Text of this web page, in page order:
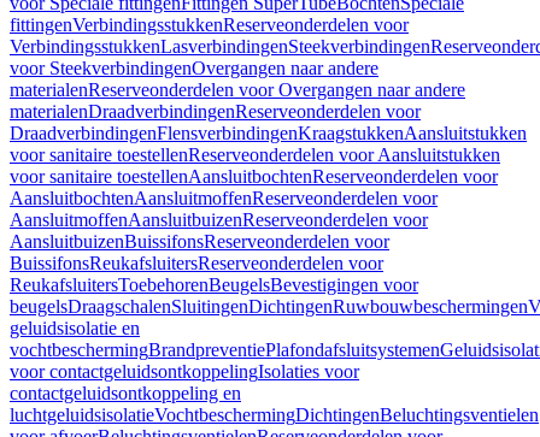
fittingenVerbindingsstukkenReserveonderdelen voor
VerbindingsstukkenLasverbindingenSteekverbindingen
voor SteekverbindingenOvergangen naar andere
materialenReserveonderdelen voor Overgangen naar andere
materialenDraadverbindingenReserveonderdelen voor
DraadverbindingenFlensverbindingenKraagstukkenAansluitstukken
voor sanitaire toestellenReserveonderdelen voor Aansluitstukken
voor sanitaire toestellenAansluitbochtenReserveonderdelen voor
AansluitbochtenAansluitmoffenReserveonderdelen voor
AansluitmoffenAansluitbuizenReserveonderdelen voor
AansluitbuizenBuissifonsReserveonderdelen voor
BuissifonsReukafsluitersReserveonderdelen voor
ReukafsluitersToebehorenBeugelsBevestigingen voor
beugelsDraagschalenSluitingenDichtingenRuwbouwbeschermingen
geluidsisolatie en
vochtbeschermingBrandpreventiePlafondafsluitsystemen
voor contactgeluidsontkoppelingIsolaties voor
contactgeluidsontkoppeling en
luchtgeluidsisolatieVochtbeschermingDichtingenBeluchtingsventielen